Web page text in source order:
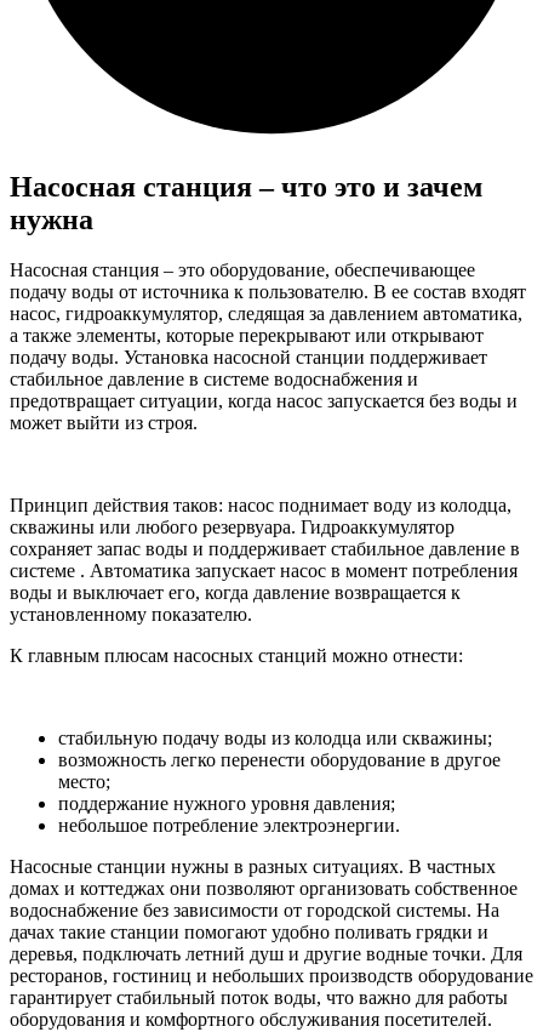
Насосная станция – что это и зачем
нужна
Насосная станция – это оборудование, обеспечивающее
подачу воды от источника к пользователю. В ее состав входят
насос, гидроаккумулятор, следящая за давлением автоматика,
а также элементы, которые перекрывают или открывают
подачу воды. Установка насосной станции поддерживает
стабильное давление в системе водоснабжения и
предотвращает ситуации, когда насос запускается без воды и
может выйти из строя.
Принцип действия таков: насос поднимает воду из колодца,
скважины или любого резервуара. Гидроаккумулятор
сохраняет запас воды и поддерживает стабильное давление в
системе . Автоматика запускает насос в момент потребления
воды и выключает его, когда давление возвращается к
установленному показателю.
К главным плюсам насосных станций можно отнести:
стабильную подачу воды из колодца или скважины;
возможность легко перенести оборудование в другое
место;
поддержание нужного уровня давления;
небольшое потребление электроэнергии.
Насосные станции нужны в разных ситуациях. В частных
домах и коттеджах они позволяют организовать собственное
водоснабжение без зависимости от городской системы. На
дачах такие станции помогают удобно поливать грядки и
деревья, подключать летний душ и другие водные точки. Для
ресторанов, гостиниц и небольших производств оборудование
гарантирует стабильный поток воды, что важно для работы
оборудования и комфортного обслуживания посетителей.